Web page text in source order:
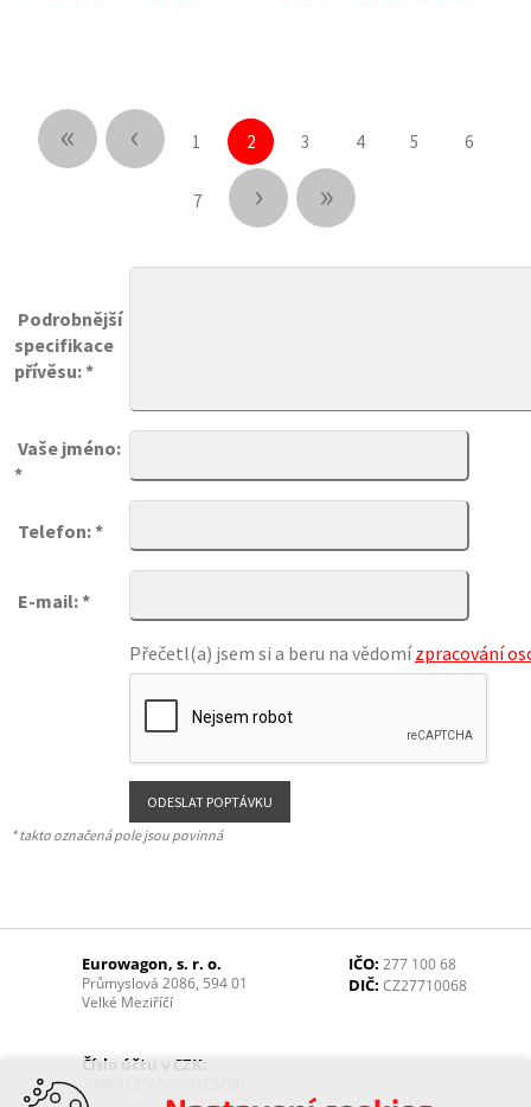
« ‹ 1 2 3 4 5 6
7 › »
Podrobnější
specifikace
přívěsu: *
Vaše jméno:
*
Telefon: *
E-mail: *
Přečetl(a) jsem si a beru na vědomízpracování
* takto označená pole jsou povinná
Eurowagon, s. r. o.
Průmyslová 2086, 594 01
Velké Meziříčí
IČO: 277 100 68
DIČ: CZ27710068
Číslo účtu v CZK: